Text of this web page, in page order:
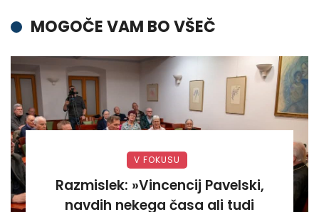
MOGOČE VAM BO VŠEČ
V FOKUSU
Razmislek: »Vincencij Pavelski,
navdih nekega časa ali tudi